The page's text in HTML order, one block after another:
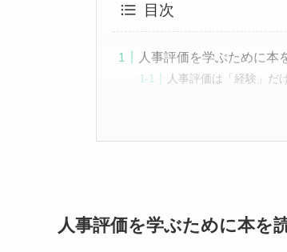
目次
人事評価を学ぶために本
人事評価は「経験」だ
人事評価を学ぶために本を